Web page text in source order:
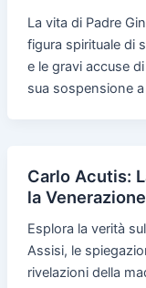
La vita di Padre
figura spirituale di
e le gravi accuse
sua sospensione
Carlo Acutis:
la
Esplora la verità
Assisi, le
rivelazioni della